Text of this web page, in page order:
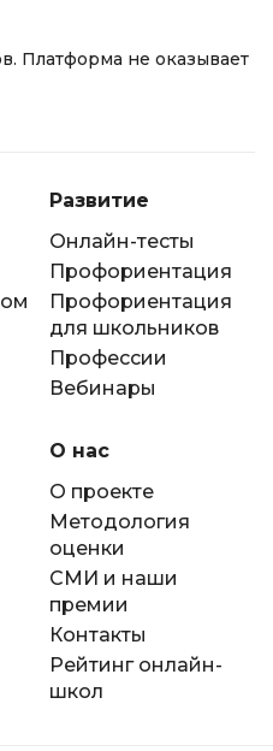
Платформа не оказывает
Развитие
Онлайн-тесты
Профориентация
Профориентация
для школьников
Профессии
Вебинары
О нас
О проекте
Методология
оценки
СМИ и наши
премии
Контакты
Рейтинг онлайн-
школ